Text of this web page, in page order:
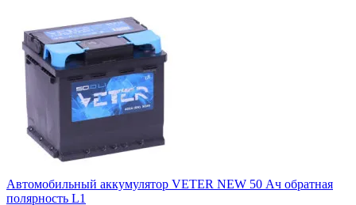
Автомобильный аккумулятор VETER NEW 50 Ач обратная
полярность L1